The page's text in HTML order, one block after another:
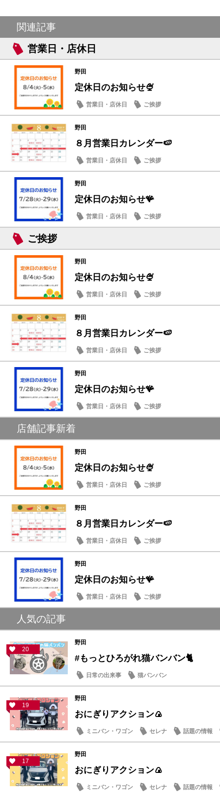
関連記事
営業日・店休日
野田
定休日のお知らせ🍨
営業日・店休日 ご挨拶
野田
８月営業日カレンダー🍉
営業日・店休日 ご挨拶
野田
定休日のお知らせ🪸
営業日・店休日 ご挨拶
ご挨拶
野田
定休日のお知らせ🍨
営業日・店休日 ご挨拶
野田
８月営業日カレンダー🍉
営業日・店休日 ご挨拶
野田
定休日のお知らせ🪸
営業日・店休日 ご挨拶
店舗記事新着
野田
定休日のお知らせ🍨
営業日・店休日 ご挨拶
野田
８月営業日カレンダー🍉
営業日・店休日 ご挨拶
野田
定休日のお知らせ🪸
営業日・店休日 ご挨拶
人気の記事
20
野田
#もっとひろがれ猫バンバン🐈
日常の出来事 猫バンバン
19
野田
おにぎりアクション🍙
ミニバン・ワゴン セレナ 話題の情報
17
野田
おにぎりアクション🍙
ミニバン・ワゴン セレナ 話題の情報